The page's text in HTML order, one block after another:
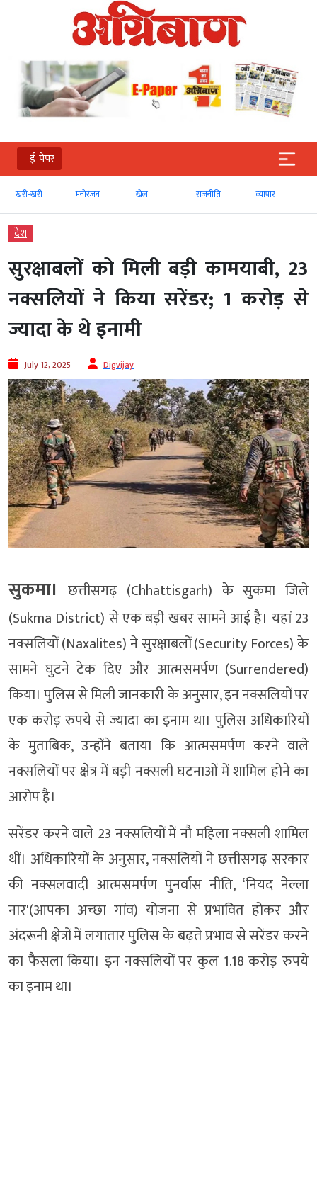
ई-पेपर
खरी-खरी मनोरंजन खेल राजनीति व्‍यापार
देश
सुरक्षाबलों को मिली बड़ी कामयाबी, 23
नक्सलियों ने किया सरेंडर; 1 करोड़ से
ज्यादा के थे इनामी
July 12, 2025 Digvijay
सुकमा। छत्तीसगढ़ (Chhattisgarh) के सुकमा जिले
(Sukma District) से एक बड़ी खबर सामने आई है। यहां 23
नक्सलियों (Naxalites) ने सुरक्षाबलों (Security Forces) के
सामने घुटने टेक दिए और आत्मसमर्पण (Surrendered)
किया। पुलिस से मिली जानकारी के अनुसार, इन नक्सलियों पर
एक करोड़ रुपये से ज्यादा का इनाम था। पुलिस अधिकारियों
के मुताबिक, उन्होंने बताया कि आत्मसमर्पण करने वाले
नक्सलियों पर क्षेत्र में बड़ी नक्सली घटनाओं में शामिल होने का
आरोप है।
सरेंडर करने वाले 23 नक्सलियों में नौ महिला नक्सली शामिल
थीं। अधिकारियों के अनुसार, नक्सलियों ने छत्तीसगढ़ सरकार
की नक्सलवादी आत्मसमर्पण पुनर्वास नीति, ‘नियद नेल्ला
नार'(आपका अच्छा गांव) योजना से प्रभावित होकर और
अंदरूनी क्षेत्रों में लगातार पुलिस के बढ़ते प्रभाव से सरेंडर करने
का फैसला किया। इन नक्सलियों पर कुल 1.18 करोड़ रुपये
का इनाम था।